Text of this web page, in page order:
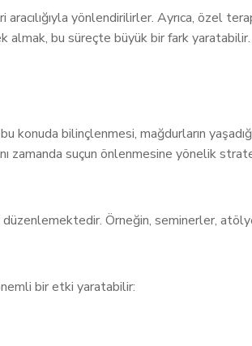
yönlendirilirler. Ayrıca, özel
almak, bu süreçte büyük bir fark yaratabilir.
bilinçlenmesi, mağdurların
zamanda suçun önlenmesine yönelik
Örneğin, seminerler,
bir etki yaratabilir: